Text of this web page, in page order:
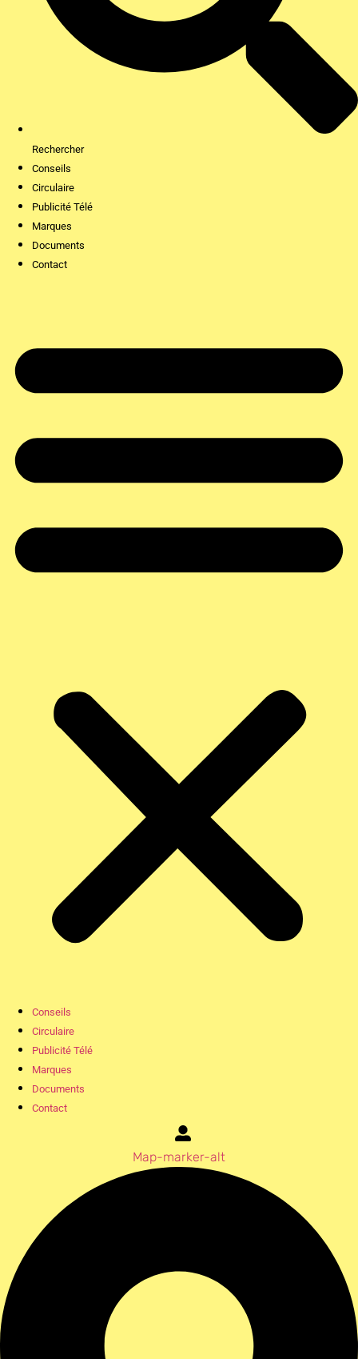
Rechercher
Conseils
Circulaire
Publicité Télé
Marques
Documents
Contact
Conseils
Circulaire
Publicité Télé
Marques
Documents
Contact
Map-marker-alt